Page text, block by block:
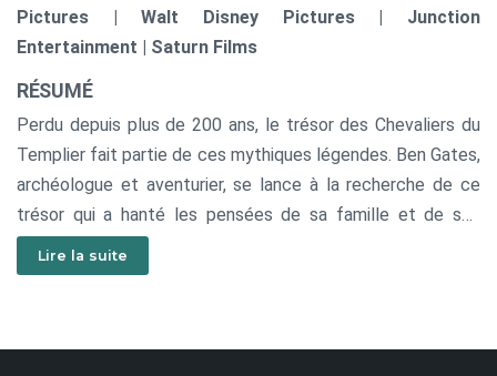
Pictures | Walt Disney Pictures | Junction
Entertainment | Saturn Films
RÉSUMÉ
Perdu depuis plus de 200 ans, le trésor des Chevaliers du
Templier fait partie de ces mythiques légendes. Ben Gates,
archéologue et aventurier, se lance à la recherche de ce
trésor qui a hanté les pensées de sa famille et de ses
descendants depuis des générations. Mais il n'est pas le
seul intéressé.
Lire la suite